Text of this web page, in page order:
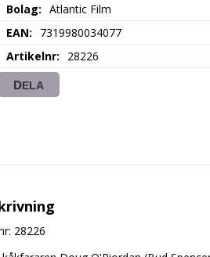
Bolag
Atlantic Film
EAN
7319980034077
Artikelnr
28226
DELA
28226